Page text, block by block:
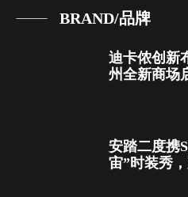
BRAND/品牌
迪卡侬创新
州全新商场
安踏二度携
宙”时装秀